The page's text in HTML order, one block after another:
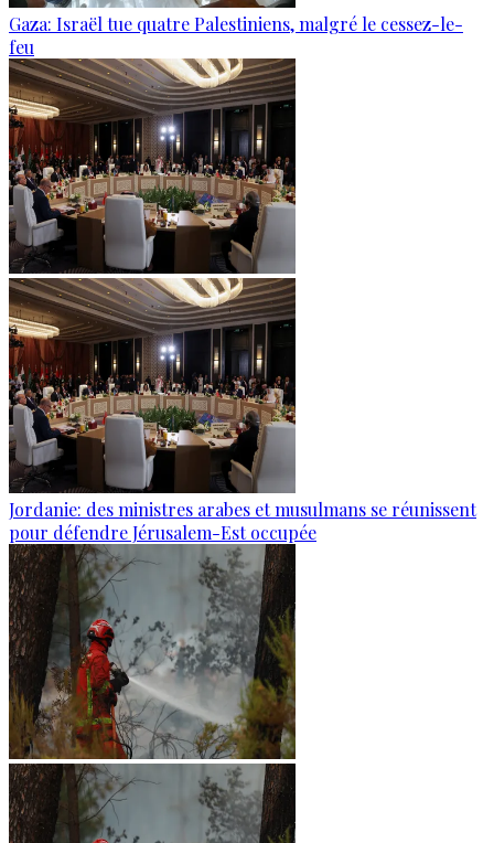
Gaza: Israël tue quatre Palestiniens, malgré le cessez-le-
feu
Jordanie: des ministres arabes et musulmans se réunissent
pour défendre Jérusalem-Est occupée